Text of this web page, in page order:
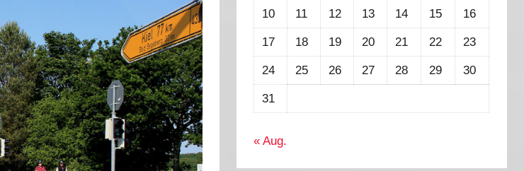
10 11 12 13 14 15 16
17 18 19 20 21 22 23
24 25 26 27 28 29 30
31
« Aug.